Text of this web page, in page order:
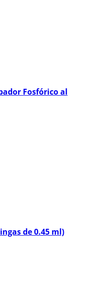
Fosfórico al
de 0.45 ml)